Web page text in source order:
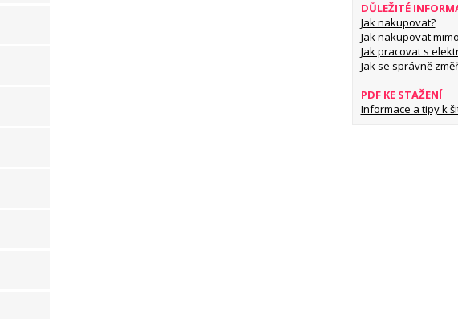
DŮLEŽITÉ
Jak nakupovat?
Jak nakupovat
Jak pracovat s
Jak se správně
PDF KE STAŽENÍ
Informace a tipy k